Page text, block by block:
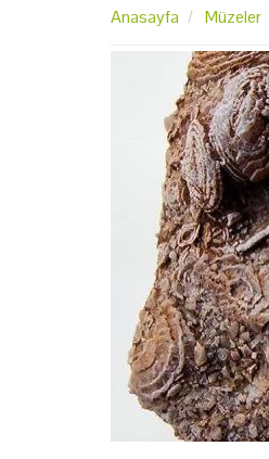
Anasayfa Müzeler